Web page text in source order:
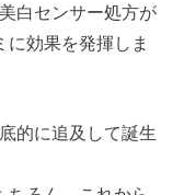
白センサー処方が
に効果を発揮しま
的に追及して誕生